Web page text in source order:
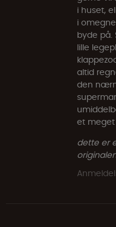
i huset,
i
byde på.
lille
altid
den
et
dette er